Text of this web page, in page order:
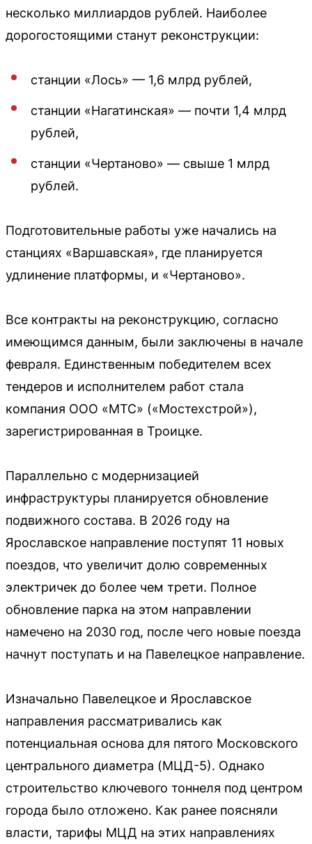
несколько миллиардов рублей. Наиболее
дорогостоящими станут реконструкции:
станции «Лось» — 1,6 млрд рублей,
станции «Нагатинская» — почти 1,4 млрд
рублей,
станции «Чертаново» — свыше 1 млрд
рублей.
Подготовительные работы уже начались на
станциях «Варшавская», где планируется
удлинение платформы, и «Чертаново».
Все контракты на реконструкцию, согласно
имеющимся данным, были заключены в начале
февраля. Единственным победителем всех
тендеров и исполнителем работ стала
компания ООО «МТС» («Мостехстрой»),
зарегистрированная в Троицке.
Параллельно с модернизацией
инфраструктуры планируется обновление
подвижного состава. В 2026 году на
Ярославское направление поступят 11 новых
поездов, что увеличит долю современных
электричек до более чем трети. Полное
обновление парка на этом направлении
намечено на 2030 год, после чего новые поезда
начнут поступать и на Павелецкое направление.
Изначально Павелецкое и Ярославское
направления рассматривались как
потенциальная основа для пятого Московского
центрального диаметра (МЦД-5). Однако
строительство ключевого тоннеля под центром
города было отложено. Как ранее поясняли
власти, тарифы МЦД на этих направлениях